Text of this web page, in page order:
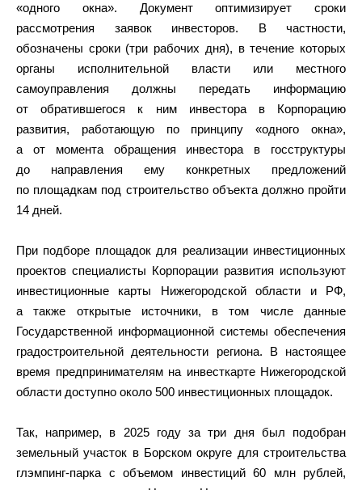
«одного окна». Документ оптимизирует сроки
рассмотрения заявок инвесторов. В частности,
обозначены сроки (три рабочих дня), в течение которых
органы исполнительной власти или местного
самоуправления должны передать информацию
от обратившегося к ним инвестора в Корпорацию
развития, работающую по принципу «одного окна»,
а от момента обращения инвестора в госструктуры
до направления ему конкретных предложений
по площадкам под строительство объекта должно пройти
14 дней.
При подборе площадок для реализации инвестиционных
проектов специалисты Корпорации развития используют
инвестиционные карты Нижегородской области и РФ,
а также открытые источники, в том числе данные
Государственной информационной системы обеспечения
градостроительной деятельности региона. В настоящее
время предпринимателям на инвесткарте Нижегородской
области доступно около 500 инвестиционных площадок.
Так, например, в 2025 году за три дня был подобран
земельный участок в Борском округе для строительства
глэмпинг-парка с объемом инвестиций 60 млн рублей,